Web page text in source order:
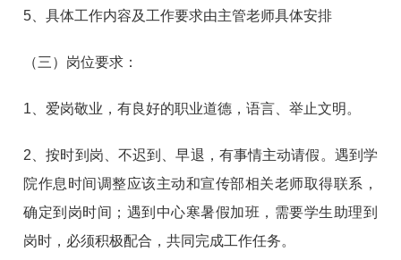
5、具体工作内容及工作要求由主管老师具体安排
（三）岗位要求：
1、爱岗敬业，有良好的职业道德，语言、举止文明。
2、按时到岗、不迟到、早退，有事情主动请假。遇到学
院作息时间调整应该主动和宣传部相关老师取得联系，
确定到岗时间；遇到中心寒暑假加班，需要学生助理到
岗时，必须积极配合，共同完成工作任务。